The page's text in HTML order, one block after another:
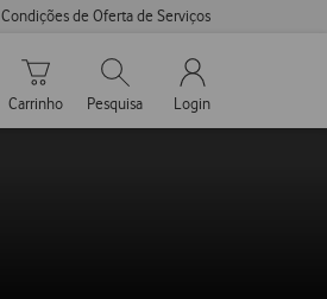
Condições de Oferta de Serviços
Carrinho de compras
Carrinho
Pesquisar
Pesquisa
My Vodafone
Login